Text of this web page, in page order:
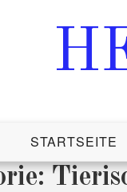
STARTSEITE